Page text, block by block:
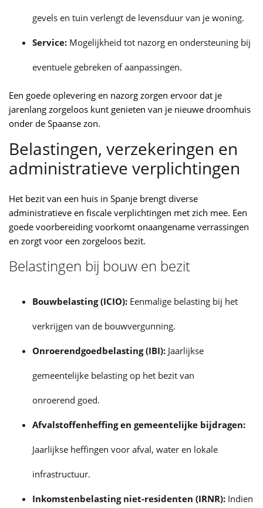
gevels en tuin verlengt de levensduur van je woning.
Service: Mogelijkheid tot nazorg en ondersteuning bij
eventuele gebreken of aanpassingen.
Een goede oplevering en nazorg zorgen ervoor dat je
jarenlang zorgeloos kunt genieten van je nieuwe droomhuis
onder de Spaanse zon.
Belastingen, verzekeringen en
administratieve verplichtingen
Het bezit van een huis in Spanje brengt diverse
administratieve en fiscale verplichtingen met zich mee. Een
goede voorbereiding voorkomt onaangename verrassingen
en zorgt voor een zorgeloos bezit.
Belastingen bij bouw en bezit
Bouwbelasting (ICIO): Eenmalige belasting bij het
verkrijgen van de bouwvergunning.
Onroerendgoedbelasting (IBI): Jaarlijkse
gemeentelijke belasting op het bezit van
onroerend goed.
Afvalstoffenheffing en gemeentelijke bijdragen:
Jaarlijkse heffingen voor afval, water en lokale
infrastructuur.
Inkomstenbelasting niet-residenten (IRNR): Indien